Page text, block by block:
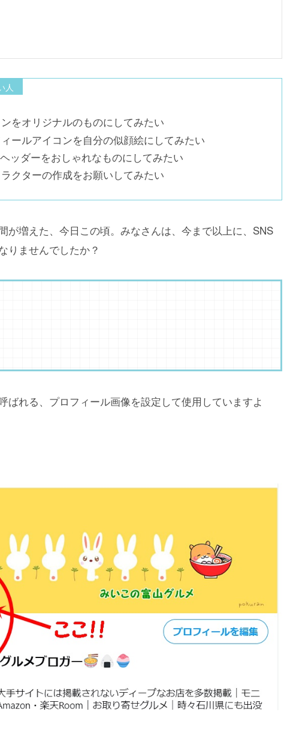
人
をオリジナルのものにしてみたい
ールアイコンを自分の似顔絵にしてみたい
ッダーをおしゃれなものにしてみたい
クターの作成をお願いしてみたい
が増えた、今日この頃。みなさんは、今まで以上に、SNS
りませんでしたか？
ばれる、プロフィール画像を設定して使用していますよ